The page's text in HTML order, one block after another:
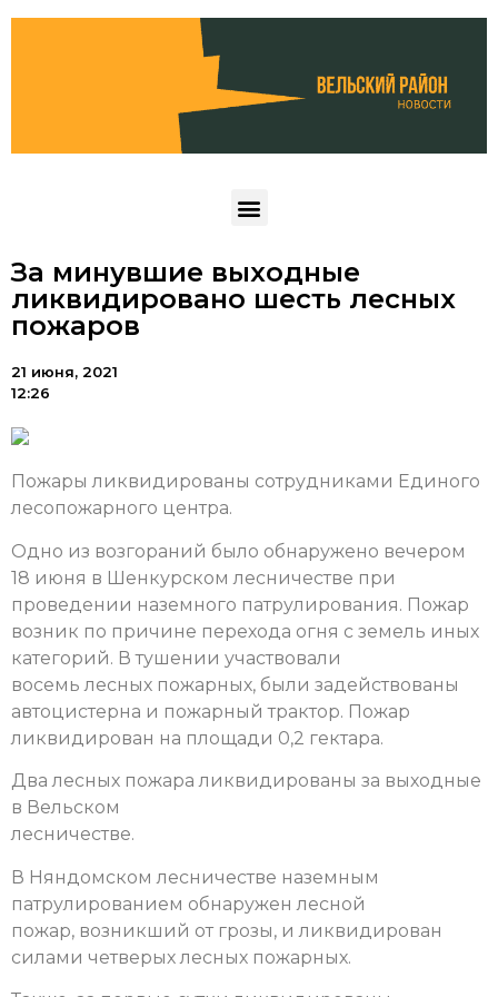
За минувшие выходные
ликвидировано шесть лесных
пожаров
21 июня, 2021
12:26
Пожары ликвидированы сотрудниками Единого
лесопожарного центра.
Одно из возгораний было обнаружено вечером
18 июня в Шенкурском лесничестве при
проведении наземного патрулирования. Пожар
возник по причине перехода огня с земель иных
категорий. В тушении участвовали
восемь лесных пожарных, были задействованы
автоцистерна и пожарный трактор. Пожар
ликвидирован на площади 0,2 гектара.
Два лесных пожара ликвидированы за выходные
в Вельском
лесничестве.
В Няндомском лесничестве наземным
патрулированием обнаружен лесной
пожар, возникший от грозы, и ликвидирован
силами четверых лесных пожарных.